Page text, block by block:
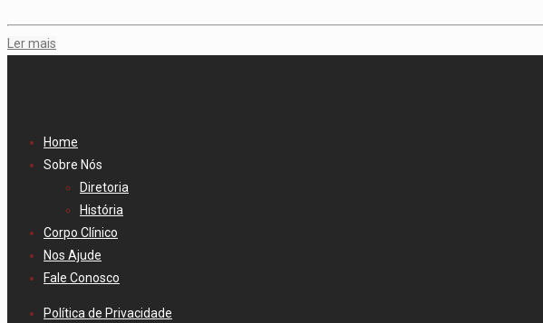
Ler mais
Home
Sobre Nós
Diretoria
História
Corpo Clínico
Nos Ajude
Fale Conosco
Política de Privacidade